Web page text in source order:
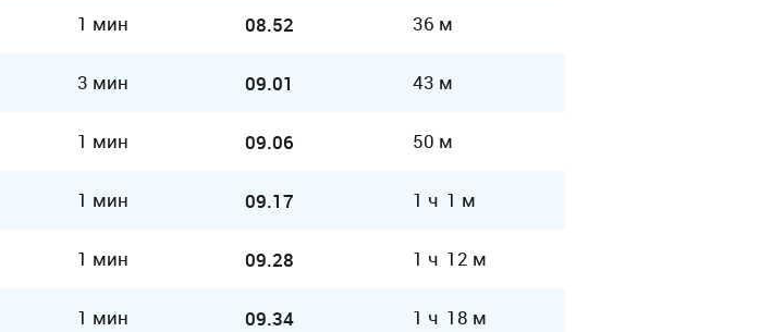
1 мин 08.52 36 м
3 мин 09.01 43 м
1 мин 09.06 50 м
1 мин 09.17 1 ч 1 м
1 мин 09.28 1 ч 12 м
1 мин 09.34 1 ч 18 м